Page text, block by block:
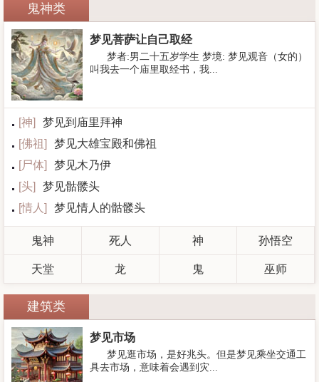
鬼神类
梦见菩萨让自己取经
梦者:男二十五岁学生 梦境: 梦见观音（女的）
叫我去一个庙里取经书，我...
[神]
梦见到庙里拜神
[佛祖]
梦见大雄宝殿和佛祖
[尸体]
梦见木乃伊
[头]
梦见骷髅头
[情人 ] 梦见情人的骷髅头
鬼神 死人 神 孙悟空
天堂 龙 鬼 巫师
建筑类
梦见市场
梦见逛市场，是好兆头。但是梦见乘坐交通工
具去市场，意味着会遇到灾...